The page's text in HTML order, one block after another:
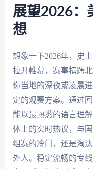
展望2026：
想
想象一下2026年，史
拉开帷幕，赛事横跨
你当地的深夜或凌晨
定的观赛方案。通过
能以最熟悉的语言理
体上的实时热议，与
组赛的冷门，还是淘
外人。稳定流畅的专